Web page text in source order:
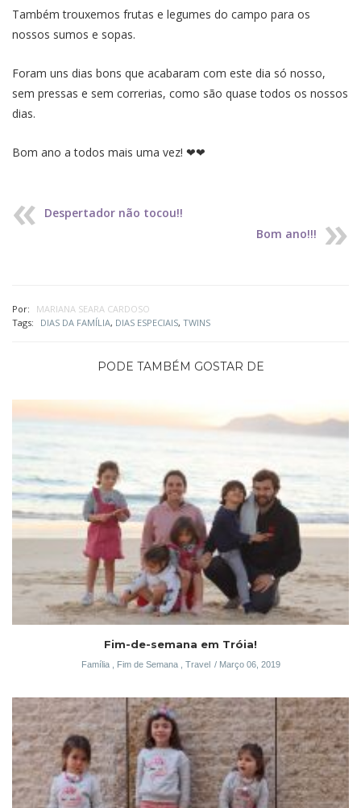
Também trouxemos frutas e legumes do campo para os
nossos sumos e sopas.
Foram uns dias bons que acabaram com este dia só nosso,
sem pressas e sem correrias, como são quase todos os nossos
dias.
Bom ano a todos mais uma vez! ❤❤
Despertador não tocou!!
Bom ano!!!
Por:
MARIANA SEARA CARDOSO
Tags:
DIAS DA FAMÍLIA, DIAS ESPECIAIS, TWINS
PODE TAMBÉM GOSTAR DE
Fim-de-semana em Tróia!
Família, Fim de Semana, Travel Março 06, 2019